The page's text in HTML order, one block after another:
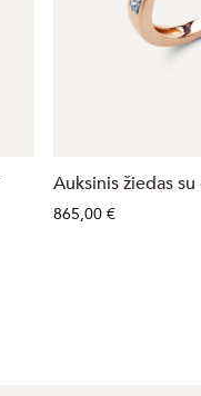
Auksinis žiedas
865,00 €